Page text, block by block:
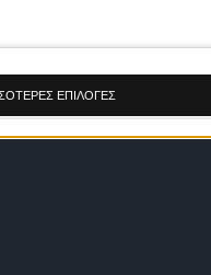
ΕΠΙΛΟΓΕΣ